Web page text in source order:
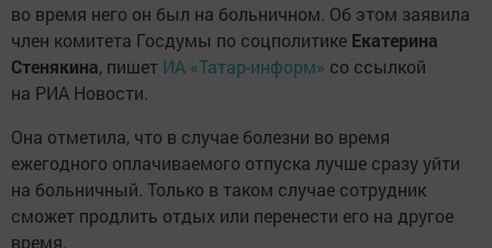
во время него он был на больничном. Об этом заявила
член комитета Госдумы по соцполитике Екатерина
Стенякина, пишет ИА «Татар-информ» со ссылкой
на РИА Новости.
Она отметила, что в случае болезни во время
ежегодного оплачиваемого отпуска лучше сразу уйти
на больничный. Только в таком случае сотрудник
сможет продлить отдых или перенести его на другое
время.